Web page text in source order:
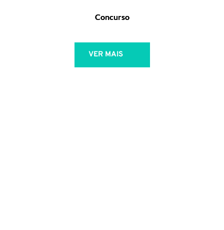
Concurso
VER MAIS